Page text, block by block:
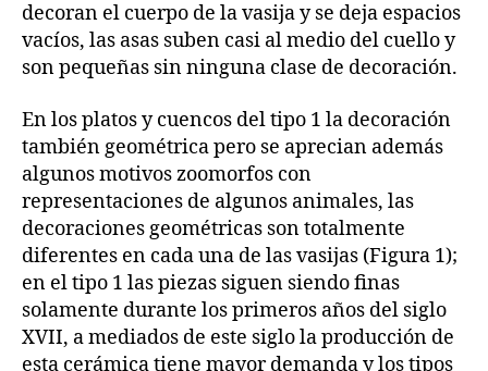
decoran el cuerpo de la vasija y se deja espacios
vacíos, las asas suben casi al medio del cuello y
son pequeñas sin ninguna clase de decoración.
En los platos y cuencos del tipo 1 la decoración
también geométrica pero se aprecian además
algunos motivos zoomorfos con
representaciones de algunos animales, las
decoraciones geométricas son totalmente
diferentes en cada una de las vasijas (Figura 1);
en el tipo 1 las piezas siguen siendo finas
solamente durante los primeros años del siglo
XVII, a mediados de este siglo la producción de
esta cerámica tiene mayor demanda y los tipos